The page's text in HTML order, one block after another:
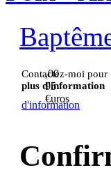
Contactez-moi pour
plus d'information
d'information
,00
95
€uros